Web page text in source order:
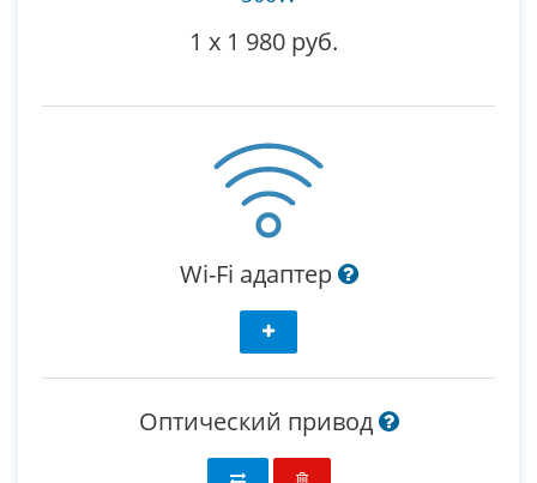
1 x 1 980 руб.
Wi-Fi адаптер
Оптический привод